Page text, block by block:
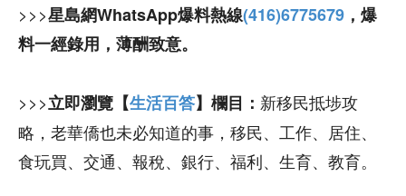
>>>星島網WhatsApp爆料熱線(416)6775679 ，爆
料一經錄用，薄酬致意。
>>>立即瀏覽【生活百答】欄目： 新移民抵埗攻
略，老華僑也未必知道的事，移民、工作、居住、
食玩買、交通、報稅、銀行、福利、生育、教育。